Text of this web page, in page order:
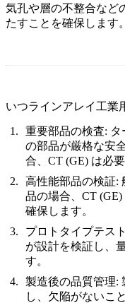
気孔や層の不整合など
たすことを確保します
いつラインアレイ工業
重要部品の検査: タ
の部品が厳格な安
合、CT (GE) は必
高性能部品の検証:
品の場合、CT
確保します。
プロトタイプテス
が設計を検証し、
す。
製造後の品質管理:
し、欠陥がないこ